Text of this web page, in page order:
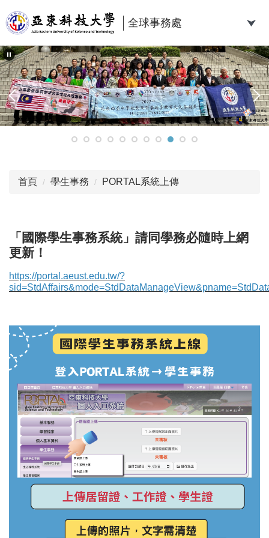
到
主
要
內
容
區
全球事務處
首頁 學生事務 PORTAL系統上傳
「國際學生事務系統」 請同學務必隨時上網
更新！
https://portal.aeust.edu.tw/?